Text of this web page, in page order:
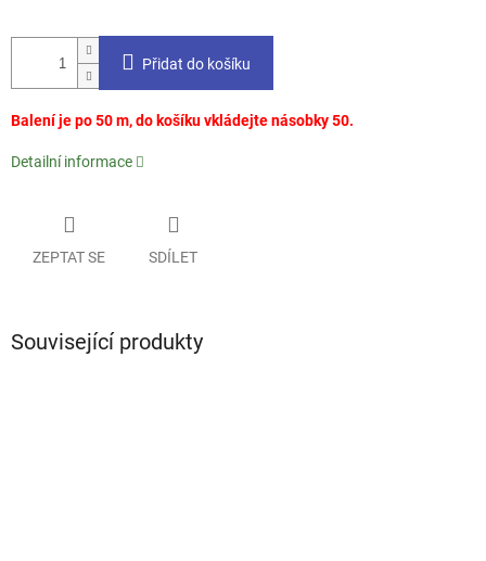
Přidat do košíku
Balení je po 50 m, do košíku vkládejte násobky 50.
Detailní informace
ZEPTAT SE SDÍLET
Související produkty